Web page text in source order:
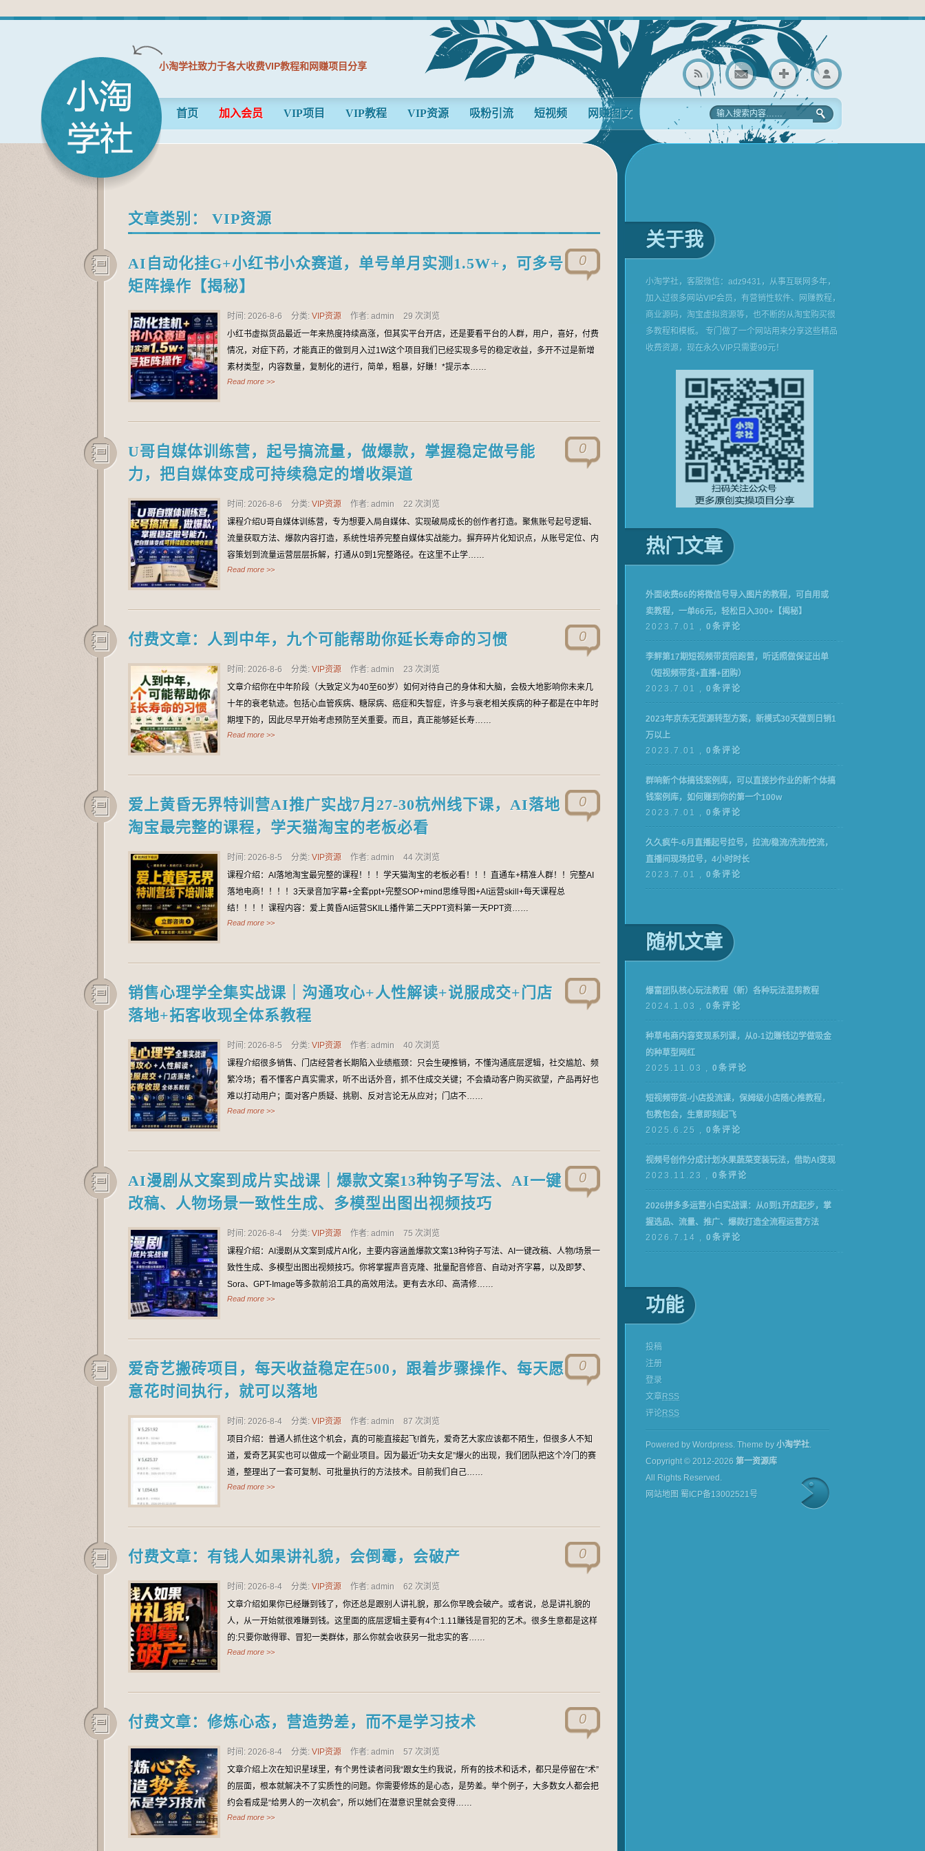
小淘学社致力于各大收费VIP教程和网赚项目分享
首页 加入会员 VIP项目 VIP教程 VIP资源 吸粉引流 短视频 网赚图文
文章类别： VIP资源
AI自动化挂G+小红书小众赛道，单号单月实测1.5W+，可多号
矩阵操作【揭秘】
时间: 2026-8-6 分类: VIP资源 作者: admin
29 次浏览
小红书虚拟货品最近一年来热度持续高涨，但其实平台开店，还是要看平台的人群，用户，喜好，付费
情况，对症下药，才能真正的做到月入过1W这个项目我们已经实现多号的稳定收益，多开不过是新增
素材类型，内容数量，复制化的进行，简单，粗暴，好賺！*提示本……
Read more >>
0
U哥自媒体训练营，起号搞流量，做爆款，掌握稳定做号能
力，把自媒体变成可持续稳定的增收渠道
时间: 2026-8-6 分类: VIP资源 作者: admin
22 次浏览
课程介绍U哥自媒体训练营，专为想要入局自媒体、实现破局成长的创作者打造。聚焦账号起号逻辑、
流量获取方法、爆款内容打造，系统性培养完整自媒体实战能力。摒弃碎片化知识点，从账号定位、内
容策划到流量运营层层拆解，打通从0到1完整路径。在这里不止学……
Read more >>
0
付费文章：人到中年，九个可能帮助你延长寿命的习惯
时间: 2026-8-6 分类: VIP资源 作者: admin
23 次浏览
文章介绍你在中年阶段（大致定义为40至60岁）如何对待自己的身体和大脑，会极大地影响你未来几
十年的衰老轨迹。包括心血管疾病、糖尿病、癌症和失智症，许多与衰老相关疾病的种子都是在中年时
期埋下的，因此尽早开始考虑预防至关重要。而且，真正能够延长寿……
Read more >>
0
爱上黄昏无界特训营AI推广实战7月27-30杭州线下课，AI落地
淘宝最完整的课程，学天猫淘宝的老板必看
时间: 2026-8-5 分类: VIP资源 作者: admin
44 次浏览
课程介绍：AI落地淘宝最完整的课程！！！学天猫淘宝的老板必看！！！直通车+精准人群！！完整AI
落地电商！！！！3天录音加字幕+全套ppt+完整SOP+mind思维导图+AI运营skill+每天课程总
结！！！！课程内容：爱上黄昏AI运营SKILL播件第二天PPT资料第一天PPT资……
Read more >>
0
销售心理学全集实战课｜沟通攻心+人性解读+说服成交+门店
落地+拓客收现全体系教程
时间: 2026-8-5 分类: VIP资源 作者: admin
40 次浏览
课程介绍很多销售、门店经营者长期陷入业绩瓶颈：只会生硬推销，不懂沟通底层逻辑，社交尴尬、频
繁冷场；看不懂客户真实需求，听不出话外音，抓不住成交关键；不会撬动客户购买欲望，产品再好也
难以打动用户；面对客户质疑、挑剔、反对言论无从应对；门店不……
Read more >>
0
AI漫剧从文案到成片实战课｜爆款文案13种钩子写法、AI一键
改稿、人物场景一致性生成、多模型出图出视频技巧
时间: 2026-8-4 分类: VIP资源 作者: admin
75 次浏览
课程介绍：AI漫剧从文案到成片AI化，主要内容涵盖爆款文案13种钩子写法、AI一键改稿、人物/场景一
致性生成、多模型出图出视频技巧。你将掌握声音克隆、批量配音修音、自动对齐字幕，以及即梦、
Sora、GPT-Image等多款前沿工具的高效用法。更有去水印、高清修……
Read more >>
0
爱奇艺搬砖项目，每天收益稳定在500，跟着步骤操作、每天愿
意花时间执行，就可以落地
时间: 2026-8-4 分类: VIP资源 作者: admin
87 次浏览
项目介绍：普通人抓住这个机会，真的可能直接起飞!首先，爱奇艺大家应该都不陌生，但很多人不知
道，爱奇艺其实也可以做成一个副业项目。因为最近“功夫女足”爆火的出现，我们团队把这个冷门的赛
道，整理出了一套可复制、可批量执行的方法技术。目前我们自己……
Read more >>
0
付费文章：有钱人如果讲礼貌，会倒霉，会破产
时间: 2026-8-4 分类: VIP资源 作者: admin
62 次浏览
文章介绍如果你已经賺到钱了，你还总是跟别人讲礼貌，那么你早晚会破产。或者说，总是讲礼貌的
人，从一开始就很难賺到钱。这里面的底层逻辑主要有4个:1.11賺钱是冒犯的艺术。很多生意都是这样
的:只要你敢得罪、冒犯一类群体，那么你就会收获另一批忠实的客……
Read more >>
0
付费文章：修炼心态，营造势差，而不是学习技术
时间: 2026-8-4 分类: VIP资源 作者: admin
57 次浏览
文章介绍上次在知识星球里，有个男性读者问我“跟女生约我说，所有的技术和话术，都只是停留在“术”
的层面，根本就解决不了实质性的问题。你需要修炼的是心态，是势差。举个例子，大多数女人都会把
约会看成是“给男人的一次机会”，所以她们在潜意识里就会变得……
Read more >>
0
关于我
小淘学社，客服微信：adz9431，从事互联网多年，
加入过很多网站VIP会员，有营销性软件、网赚教程，
商业源码，淘宝虚拟资源等，也不断的从淘宝购买很
多教程和模板。 专门做了一个网站用来分享这些精品
收费资源，现在永久VIP只需要99元！
热门文章
外面收费66的将微信号导入图片的教程，可自用或
卖教程，一单66元，轻松日入300+【揭秘】
2023.7.01 , 0条评论
李鲆第17期短视频带货陪跑营，听话照做保证出单
（短视频带货+直播+团购）
2023.7.01 , 0条评论
2023年京东无货源转型方案，新模式30天做到日销1
万以上
2023.7.01 , 0条评论
群响新个体‮钱搞‬案例库，可‮直以‬接抄作业的新‮体个‬搞
钱案例库，如何赚到你的第一个100w
2023.7.01 , 0条评论
久久疯牛-6月直播起号拉号，拉流/稳流/洗流/控流，​
直播间现场拉号，4小时时长
2023.7.01 , 0条评论
随机文章
爆富团队核心玩法教程（新）各种玩法混剪教程
2024.1.03 , 0条评论
种草电商内容变现系列课，从0-1边賺钱边学做吸金
的种草型网红
2025.11.03 , 0条评论
短视频带货-小店投流课，保姆级小店随心推教程，
包教包会，生意即刻起飞
2025.6.25 , 0条评论
视频号创作分成计划水果蔬菜变装玩法，借助AI变现
2023.11.23 , 0条评论
2026拼多多运营小白实战课：从0到1开店起步，掌
握选品、流量、推广、爆款打造全流程运营方法
2026.7.14 , 0条评论
功能
投稿
注册
登录
文章RSS
评论RSS
Powered by Wordpress. Theme by 小淘学社.
Copyright © 2012-2026 第一资源库
All Rights Reserved.
网站地图 蜀ICP备13002521号